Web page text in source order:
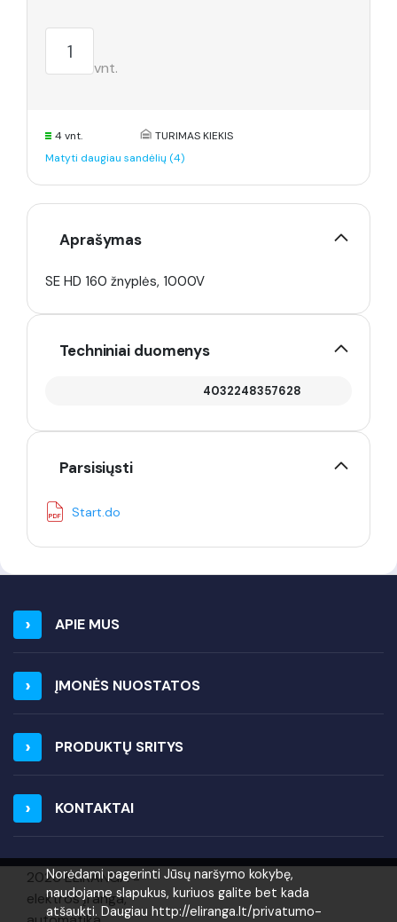
Norėdami pagerinti Jūsų naršymo kokybę,
naudojame slapukus, kuriuos galite bet kada
atšaukti. Daugiau http://eliranga.lt/privatumo-
vnt.
4 vnt.
TURIMAS KIEKIS
Matyti daugiau sandėlių (4)
Aprašymas
SE HD 160 žnyplės, 1000V
Techniniai duomenys
4032248357628
Parsisiųsti
Start.do
APIE MUS
ĮMONĖS NUOSTATOS
PRODUKTŲ SRITYS
KONTAKTAI
2026 ELIRANGA =
elektros įranga,